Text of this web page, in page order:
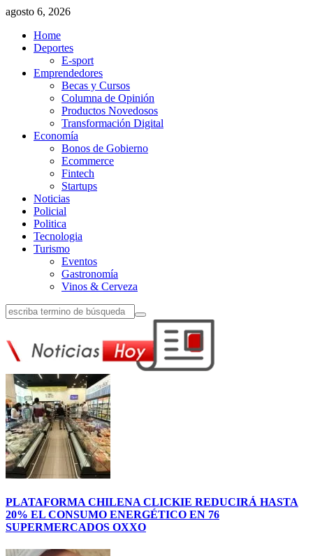
agosto 6, 2026
Home
Deportes
E-sport
Emprendedores
Becas y Cursos
Columna de Opinión
Productos Novedosos
Transformación Digital
Economía
Bonos de Gobierno
Ecommerce
Fintech
Startups
Noticias
Policial
Politica
Tecnologia
Turismo
Eventos
Gastronomía
Vinos & Cerveza
PLATAFORMA CHILENA CLICKIE REDUCIRÁ HASTA
20% EL CONSUMO ENERGÉTICO EN 76
SUPERMERCADOS OXXO